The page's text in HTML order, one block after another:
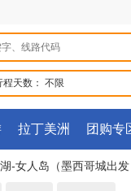
程天数： 不限
拉丁美洲 团购专
女人岛（墨西哥城出